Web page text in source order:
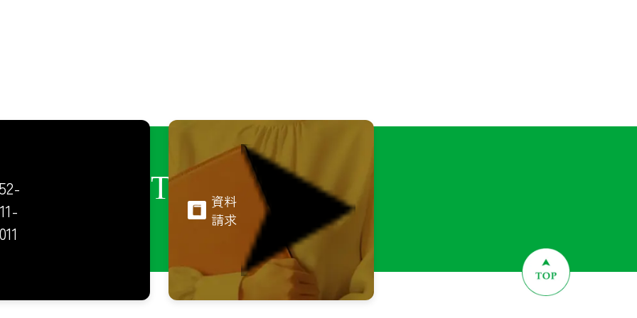
CONTACT
資料
請求